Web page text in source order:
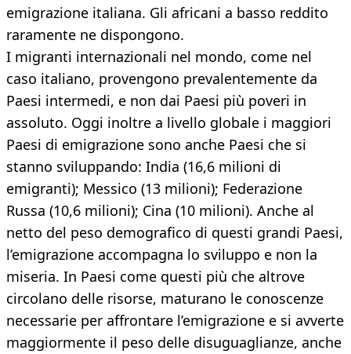
emigrazione italiana. Gli africani a basso reddito
raramente ne dispongono.
I migranti internazionali nel mondo, come nel
caso italiano, provengono prevalentemente da
Paesi intermedi, e non dai Paesi più poveri in
assoluto. Oggi inoltre a livello globale i maggiori
Paesi di emigrazione sono anche Paesi che si
stanno sviluppando: India (16,6 milioni di
emigranti); Messico (13 milioni); Federazione
Russa (10,6 milioni); Cina (10 milioni). Anche al
netto del peso demografico di questi grandi Paesi,
l’emigrazione accompagna lo sviluppo e non la
miseria. In Paesi come questi più che altrove
circolano delle risorse, maturano le conoscenze
necessarie per affrontare l’emigrazione e si avverte
maggiormente il peso delle disuguaglianze, anche